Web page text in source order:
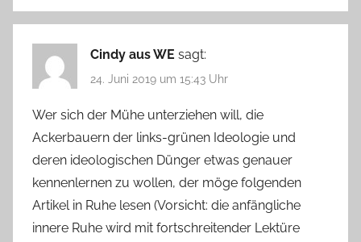
Cindy aus WE sagt:
24. Juni 2019 um 15:43 Uhr
Wer sich der Mühe unterziehen will, die
Ackerbauern der links-grünen Ideologie und
deren ideologischen Dünger etwas genauer
kennenlernen zu wollen, der möge folgenden
Artikel in Ruhe lesen (Vorsicht: die anfängliche
innere Ruhe wird mit fortschreitender Lektüre